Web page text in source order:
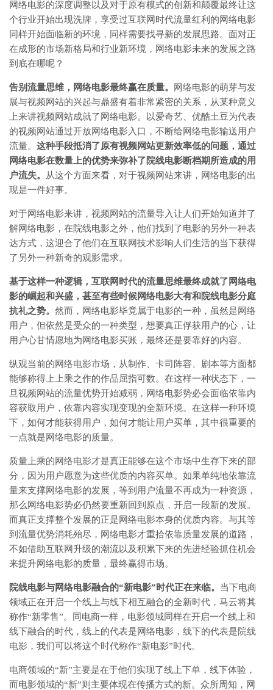
网络电影的深度调整以及对于原有模式的创新和颠覆最终让这
个行业开始出现洗牌，享受过互联网时代流量红利的网络电影
同样开始面临新的环境，同样需要找寻新的发展思路。面对正
在成形的市场新格局和行业新环境，网络电影未来的发展之路
到底在哪呢？
告别流量思维，网络电影最终赢在质量。
网络电影的萌芽与发
展与视频网站的兴起与鼎盛有着非常紧密的关系，从某种意义
上来讲视频网站成就了网络电影。以爱奇艺、优酷土豆为代表
的视频网站通过开放网络电影入口，不断给网络电影输送用户
流量。 这种手段抵消了原有视频网站更新效率低的问题，通过
网络电影在数量上的优势来弥补了院线电影断档期所造成的用
户流失。
从这个方面来看，对于视频网站来讲，网络电影的出
现是一件好事。
对于网络电影来讲，视频网站的流量导入让人们开始知道并了
解网络电影，在院线电影之外，他们找到了电影的另外一种表
达方式，这迎合了他们在互联网技术影响人们生活的当下获得
了另外一种新奇的观影需求。
基于这样一种逻辑，互联网时代的流量思维最终成就了网络电
影的崛起和兴盛，甚至有些时候网络电影大有和院线电影分庭
抗礼之势。 然而，网络电影毕竟属于电影的一种，虽然是网络
用户，但依然是受众的一种类型，想要真正俘获用户的心，让
用户心甘情愿地为网络电影买账，最终还是要靠好的内容。
纵观当前的网络电影市场，从制作、卡司阵容、剧本等方面都
能够称得上上乘之作的作品屈指可数。在这样一种状态下，一
旦视频网站的流量优势开始减弱，网络电影势必会面临依靠内
容获取用户，依靠内容实现变现的全新环境。在这样一种环境
下，如何才能获得用户，如何才能让用户买单，其中很重要的
一点就是网络电影的质量。
质量上乘的网络电影才是真正能够在这个市场中生存下来的部
分，因为用户愿意为这些优质的内容买单。如果单纯地依靠流
量来支撑网络电影的发展，等到用户流量不再成为一种资源，
那么网络电影势必仍然要重新回到原点，开启一段新的发展。
而真正支撑整个发展的正是网络电影本身的优质内容。与其等
到流量优势消耗殆尽，网络电影才重拾依靠质量发展的道路，
不如借助互联网升级的潮流以及积累下来的先进经验抓住机会
来提升网络电影的质量，最终赢得市场。
院线电影与网络电影融合的“新电影”时代正在来临。 当下电商
领域正在开启一个线上与线下相互融合的全新时代，马云将其
称作“新零售”。同电商一样，电影领域同样在开启一个线上和
线下融合的时代，线上的代表是网络电影，线下的代表是院线
电影，我们可以将这个时代称作“新电影”时代。
电商领域的“新”主要是在于他们实现了线上下单，线下体验，
而电影领域的“新”则主要体现在传播方式的新。众所周知，网